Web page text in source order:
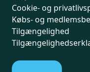
Cookie- og
Købs- og
Tilgængelighed